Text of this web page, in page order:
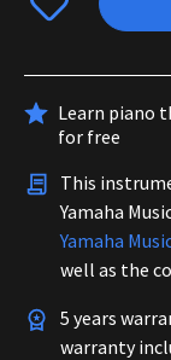
Learn piano
for free
This
Yamaha
Yamaha
well as the
5 years
warranty